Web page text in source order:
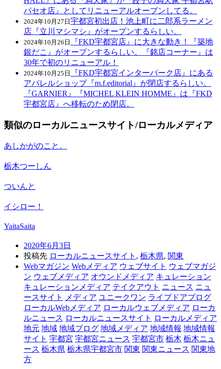
パセオ店』としてリニューアルオープンしてる。
2024年10月27日 宇都宮初出店！池上町に二郎系ラーメン
店『立川マシマシ』がオープンするらしい。
2024年10月26日
『FKD宇都宮店』に大きな動き！『築地
銀だこ』がオープンするらしい。『銘店コーナー』は
30年で初のリニューアル！
2024年10月25日
『FKD宇都宮インターパーク店』にある
アパレルショップ『m.f.editorial』が閉店するらしい。
『GARNIER』『MICHEL KLEIN HOMME』は『FKD
宇都宮店』へ移転のため閉店。
類似のローカルニュースサイト/ローカルメディア
あしかがのこと。
栃木つーしん
ついんと
イシロー！
YaitaSaita
2020年6月3日
投稿先 ローカルニュースサイト , 栃木県, 関東
Webマガジン Webメディア ウェブサイト ウェブマガジ
ン ウェブメディア オウンドメディア キュレーション
キュレーションメディア テイクアウト ニュース ニュ
ースサイト
メディア ユニークワン ライブドアブログ
ローカルWebメディア ローカルウェブメディア ローカ
ルニュース ローカルニュースサイト
ローカルメディア
地元 地域 地域ブログ 地域メディア 地域情報 地域情報
サイト 宇都宮 宇都宮ニュース 宇都宮市 栃木 栃木ニュ
ース 栃木県 栃木県宇都宮市 関東 関東ニュース 関東地
方